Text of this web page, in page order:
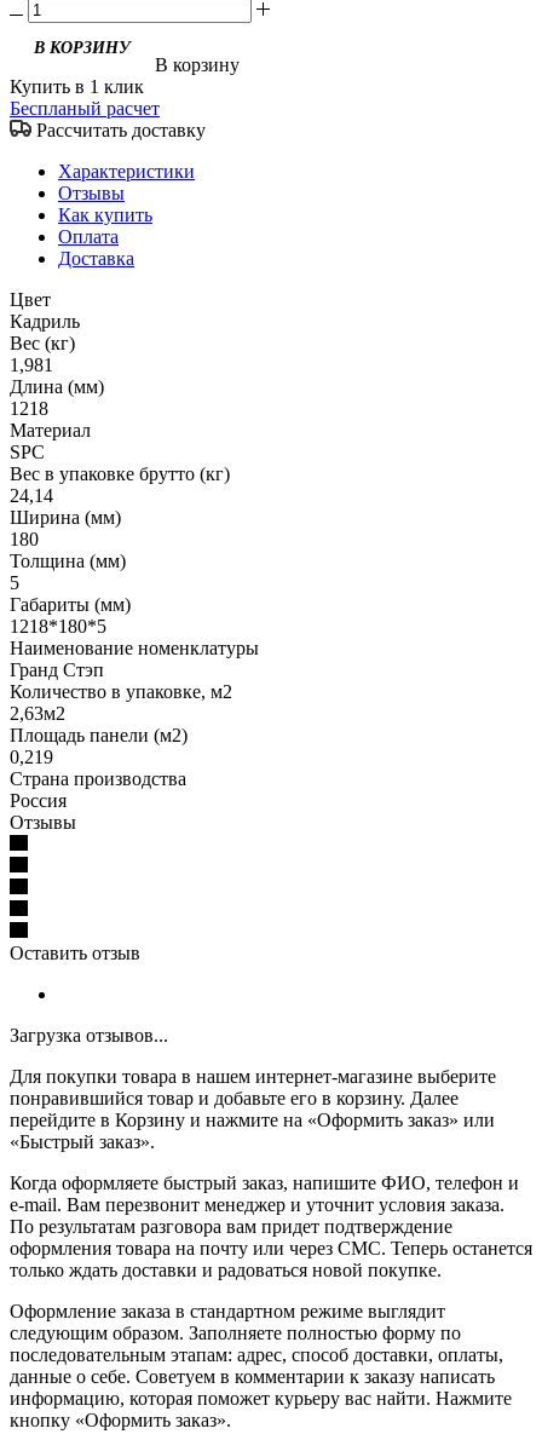
В корзину
Купить в 1 клик
Беспланый расчет
Рассчитать доставку
Характеристики
Отзывы
Как купить
Оплата
Доставка
Цвет
Кадриль
Вес (кг)
1,981
Длина (мм)
1218
Материал
SPC
Вес в упаковке брутто (кг)
24,14
Ширина (мм)
180
Толщина (мм)
5
Габариты (мм)
1218*180*5
Наименование номенклатуры
Гранд Стэп
Количество в упаковке, м2
2,63м2
Площадь панели (м2)
0,219
Страна производства
Россия
Отзывы
Оставить отзыв
Загрузка отзывов...
Для покупки товара в нашем интернет-магазине выберите
понравившийся товар и добавьте его в корзину. Далее
перейдите в Корзину и нажмите на «Оформить заказ» или
«Быстрый заказ».
Когда оформляете быстрый заказ, напишите ФИО, телефон и
e-mail. Вам перезвонит менеджер и уточнит условия заказа.
По результатам разговора вам придет подтверждение
оформления товара на почту или через СМС. Теперь останется
только ждать доставки и радоваться новой покупке.
Оформление заказа в стандартном режиме выглядит
следующим образом. Заполняете полностью форму по
последовательным этапам: адрес, способ доставки, оплаты,
данные о себе. Советуем в комментарии к заказу написать
информацию, которая поможет курьеру вас найти. Нажмите
кнопку «Оформить заказ».